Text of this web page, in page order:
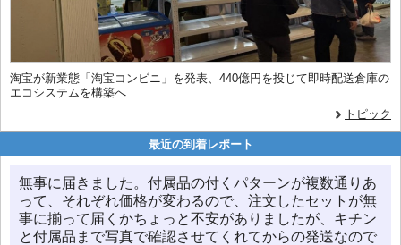
淘宝が新業態「淘宝コンビニ」を発表、440億円を投じて即時配送倉庫の
エコシステムを構築へ
トピック
最近の到着レポート
無事に届きました。付属品の付くパターンが複数通りあ
って、それぞれ価格が変わるので、注文したセットが無
事に揃って届くかちょっと不安がありましたが、キチン
と付属品まで写真で確認させてくれてからの発送なので